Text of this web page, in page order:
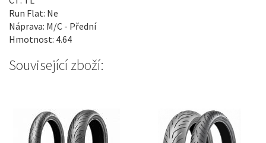
Run Flat: Ne
Náprava: M/C - Přední
Hmotnost: 4.64
Související zboží: